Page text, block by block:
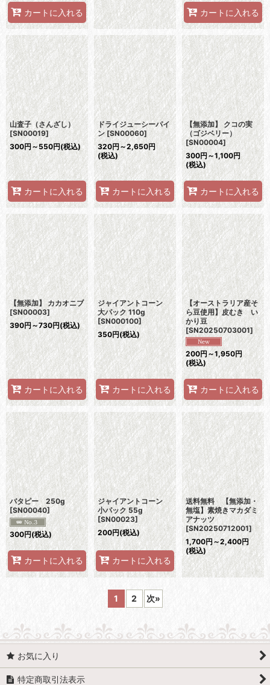
カートに入れる カートに入れる
山査子（さんざし）
[SN00019]
300円～550円(税込)
カートに入れる
ドライジューシーパイ
ン [SN00060]
320円～2,650円
(税込)
カートに入れる
【無添加】 クコの実
（ゴジベリー）
[SN00004]
300円～1,100円
(税込)
カートに入れる
【無添加】 カカオニブ
[SN00003]
390円～730円(税込)
カートに入れる
ジャイアントコーン
大パック 110g
[SN000100]
350円(税込)
カートに入れる
【オーストラリア産そ
ら豆使用】皮むき い
かり豆
[SN20250703001]
200円 ～1,950円
(税込)
カートに入れる
バタピー 250g
[SN00040]
300円(税込)
カートに入れる
ジャイアントコーン
小パック 55g
[SN00023]
200円(税込)
カートに入れる
送料無料 【無添加・
無塩】素焼きマカダミ
アナッツ
[SN20250712001]
1,700円～2,400円
(税込)
1 2 次»
お気に入り
特定商取引法表示